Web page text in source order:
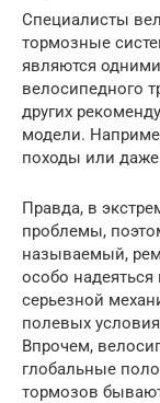
Специалисты
тормозные
являются
велосипедного
других
модели.
походы или даже
Правда, в
проблемы,
называемый,
особо
серьезной
полевых
Впрочем,
глобальные
тормозов